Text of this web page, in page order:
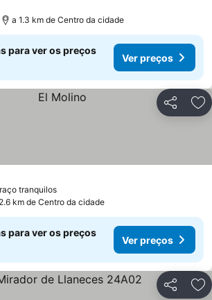
a 1.3 km de Centro da cidade
para ver os preços
Ver preços
Partilhar
tranquilos
km de Centro da cidade
para ver os preços
Ver preços
Partilhar